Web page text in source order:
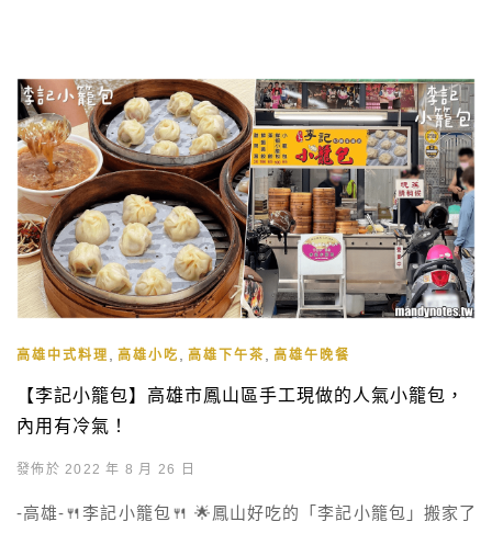
高雄中式料理 高雄小吃 高雄下午茶 高雄午晚餐
【李記小籠包】高雄市鳳山區手工現做的人氣小籠包，
內用有冷氣！
發佈於 2022 年 8 月 26 日
-高雄-🍴李記小籠包🍴 🌟鳳山好吃的「李記小籠包」搬家了